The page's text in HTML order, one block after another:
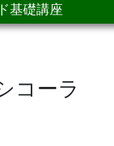
基礎講座
コーラ